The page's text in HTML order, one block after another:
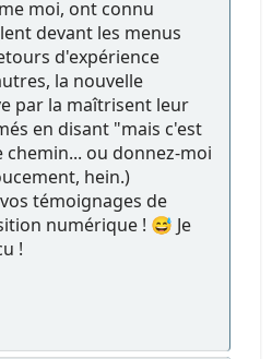
moi, ont connu
devant les menus
d'expérience
la nouvelle
par la maîtrisent leur
en disant "mais c'est
ou donnez-moi
hein.)
témoignages de
numérique ! 😅 Je
!